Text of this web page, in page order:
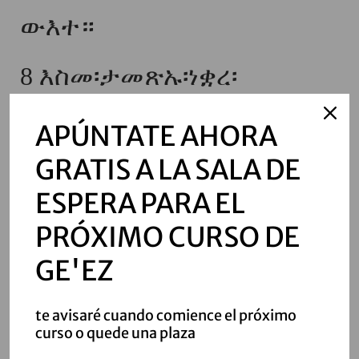
ውእተ።
8 እስመ፡ታመጽኡ፡ነቋረ፡
ለመሥዋዕትየ፡ወኢኮነ፡ሠናየ፡
ከማሁ፡ወእመሂ፡አምጻእክሙ፡
ሐንካሰ፡ወድውየ፡ኢኮነ፡ሠናየ፤ስዶ፡
እስኩ፡ለመልአክከ፡ለእመ፡
ይትሜጠወከ፡ወለእመ፡ያደሉ፡
ለገጽከ፡ይቤ፡እግዚአብሔር፡ ዘኵሎ፡
ይመልከ።
APÚNTATE AHORA
GRATIS A LA SALA DE
ESPERA PARA EL
PRÓXIMO CURSO DE
GE'EZ
te avisaré cuando comience el próximo
curso o quede una plaza